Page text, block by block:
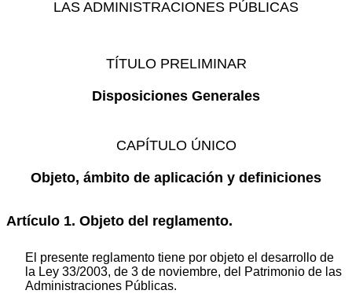
LAS ADMINISTRACIONES PÚBLICAS
TÍTULO PRELIMINAR
Disposiciones Generales
CAPÍTULO ÚNICO
Objeto, ámbito de aplicación y definiciones
Artículo 1. Objeto del reglamento.
El presente reglamento tiene por objeto el desarrollo de
la Ley 33/2003, de 3 de noviembre, del Patrimonio de las
Administraciones Públicas.